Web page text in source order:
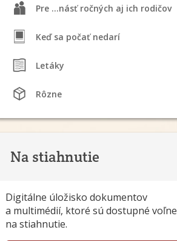
Pre ...násť ročných aj ich rodičov
Keď sa počať nedarí
Letáky
Rôzne
Na stiahnutie
Digitálne úložisko dokumentov
a multimédií, ktoré sú dostupné voľne
na stiahnutie.